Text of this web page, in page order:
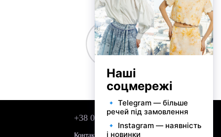
+38 050 743 01 42
Контактная информация